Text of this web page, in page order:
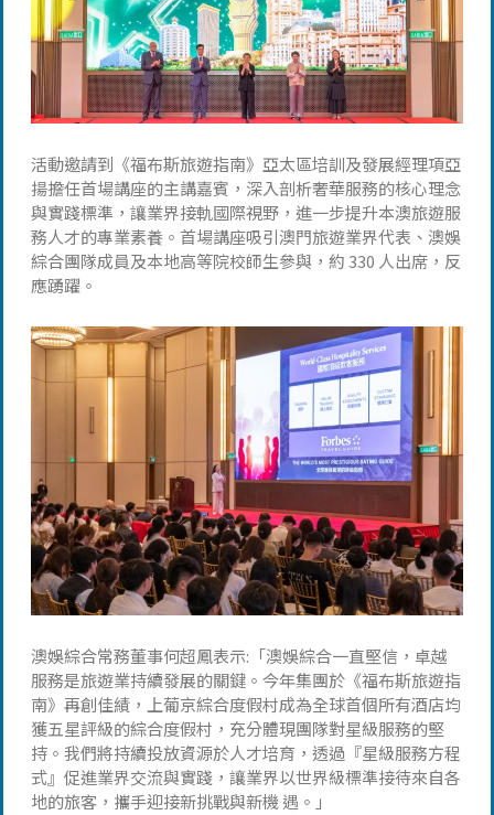
活動邀請到《福布斯旅遊指南》亞太區培訓及發展經理項亞
揚擔任首場講座的主講嘉賓，深入剖析奢華服務的核心理念
與實踐標準，讓業界接軌國際視野，進一步提升本澳旅遊服
務人才的專業素養。首場講座吸引澳門旅遊業界代表、澳娛
綜合團隊成員及本地高等院校師生參與，約 330 人出席，反
應踴躍。
澳娛綜合常務董事何超鳳表示:「澳娛綜合一直堅信，卓越
服務是旅遊業持續發展的關鍵。今年集團於《福布斯旅遊指
南》再創佳績，上葡京綜合度假村成為全球首個所有酒店均
獲五星評級的綜合度假村，充分體現團隊對星級服務的堅
持。我們將持續投放資源於人才培育，透過『星級服務方程
式』促進業界交流與實踐，讓業界以世界級標準接待來自各
地的旅客，攜手迎接新挑戰與新機 遇。」